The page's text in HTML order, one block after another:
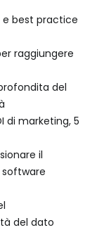
e best practice
raggiungere
del
di marketing, 5
il
del dato